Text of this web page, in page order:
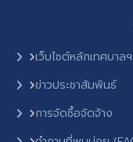
เว็บไซต์หลักเทศบาลฯ
ข่าวประชาสัมพันธ์
การจัดซื้อจัดจ้าง